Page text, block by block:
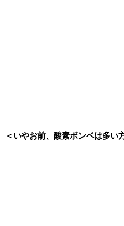
＜いやお前、酸素ボンベは多い